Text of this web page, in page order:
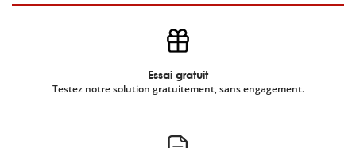
Essai gratuit
Testez notre solution gratuitement, sans engagement.